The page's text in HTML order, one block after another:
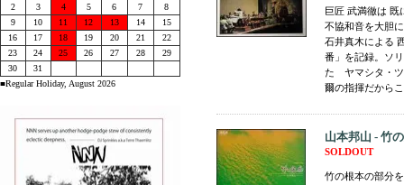
巨匠 武満徹は 既
不協和音を大胆
石井真木による
番」を記録。ソ
た ヤマシタ・ツ
爾の指揮だから
山本邦山 - 竹
SOLDOUT
竹の根本の部分
2
3 4 5 6 7
8
9
10 11 12 13 14
15
16
17 18 19 20 21
22
23
24 25 26 27 28
29
30
31
■Regular Holiday, August 2026